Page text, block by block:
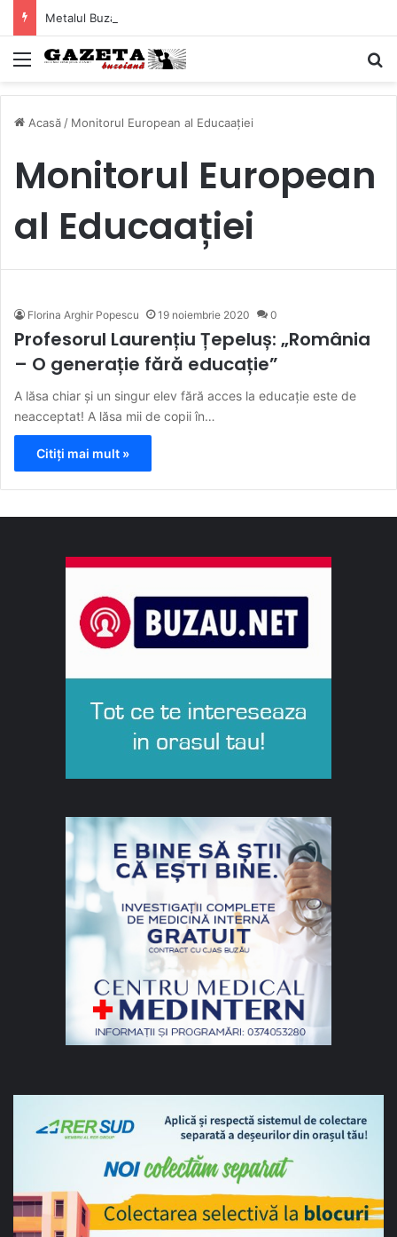
Mediu
Acasă / Monitorul European al Educaației
Monitorul European
al Educaației
Florina Arghir Popescu 19 noiembrie 2020 0
Profesorul Laurențiu Țepeluș: „România
– O generație fără educație”
A lăsa chiar și un singur elev fără acces la educație este de
neacceptat! A lăsa mii de copii în…
Citiți mai mult »